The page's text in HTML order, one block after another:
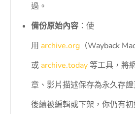
過。
備份原始內容 ：使
用 archive.org （Wayback
或 archive.today 等工具，將
章、影片描述保存為永久存
後續被編輯或下架，你仍有